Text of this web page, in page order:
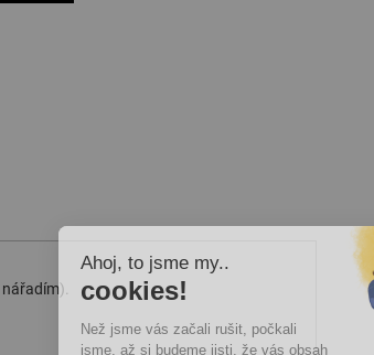
začali rušit, počkali
jisti, že vás obsah